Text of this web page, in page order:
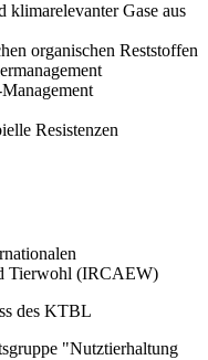
klimarelevanter Gase aus
organischen Reststoffen
Resistenzen
Tierwohl (IRCAEW)
des KTBL
"Nutztierhaltung